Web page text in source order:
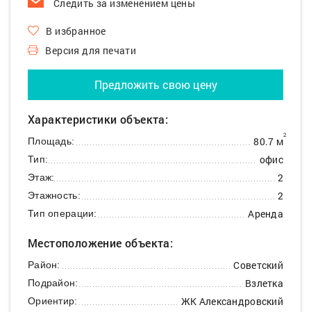
Следить за изменением цены
В избранное
Версия для печати
Предложить свою цену
Характеристики объекта:
Площадь: 80.7 м2
Тип: офис
Этаж: 2
Этажность: 2
Тип операции: Аренда
Местоположение объекта:
Район: Советский
Подрайон: Взлетка
Ориентир: ЖК Александровский